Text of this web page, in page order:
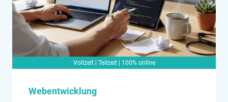
Vollzeit | Teilzeit | 100% online
Webentwicklung